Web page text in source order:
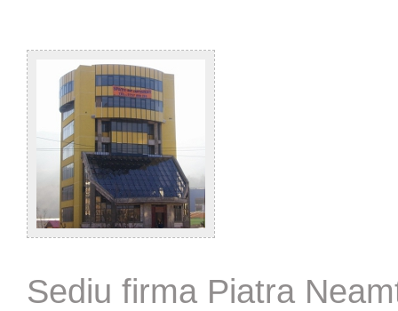
Sediu firma Piatra